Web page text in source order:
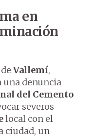
en
Vallemí,
una denuncia
del Cemento
severos
local con el
ciudad, un